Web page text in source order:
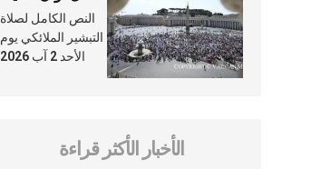
بنا لا تغيب عنّا
أبدًا
النص الكامل لصلاة
التبشير الملائكي يوم
الأحد 2 آب 2026
الأخبار الأكثر قراءة